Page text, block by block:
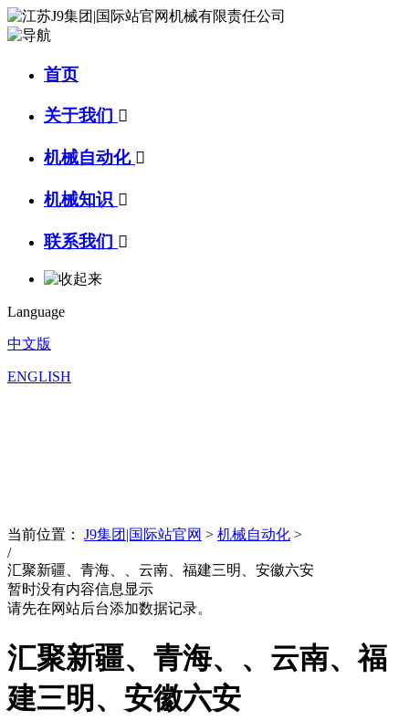
首页
关于我们 
机械自动化 
机械知识 
联系我们 
Language
中文版
ENGLISH
当前位置： J9集团|国际站官网 > 机械自动化 >
/
汇聚新疆、青海、、云南、福建三明、安徽六安
暂时没有内容信息显示
请先在网站后台添加数据记录。
汇聚新疆、青海、、云南、福
建三明、安徽六安